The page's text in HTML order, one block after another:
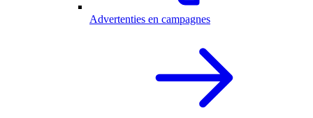
Advertenties en campagnes